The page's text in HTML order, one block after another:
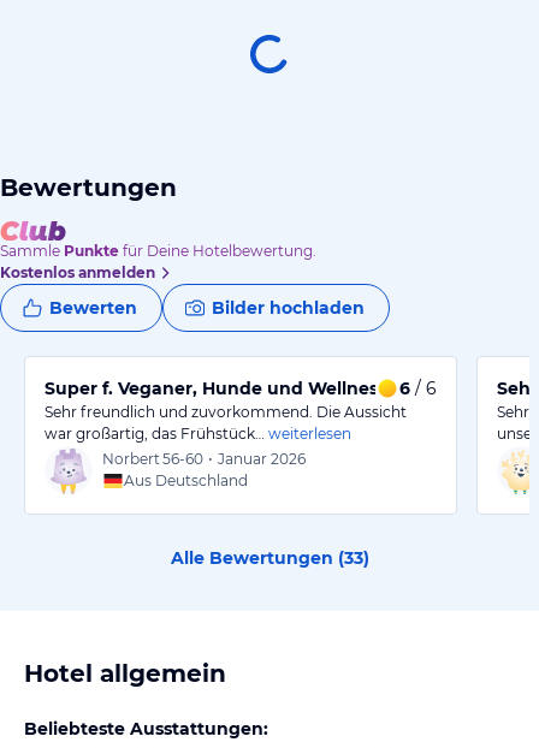
Bewertungen
Sammle Punkte für Deine Hotelbewertung.
Kostenlos anmelden
Bewerten Bilder hochladen
Super f. Veganer, Hunde und Wellness 6 / 6
Sehr freundlich und zuvorkommend. Die Aussicht
war großartig, das Frühstück…
weiterlesen
Norbert 56-60 • Januar 2026
Aus Deutschland
Sehr
Alle Bewertungen (33)
Hotel allgemein
Beliebteste Ausstattungen: